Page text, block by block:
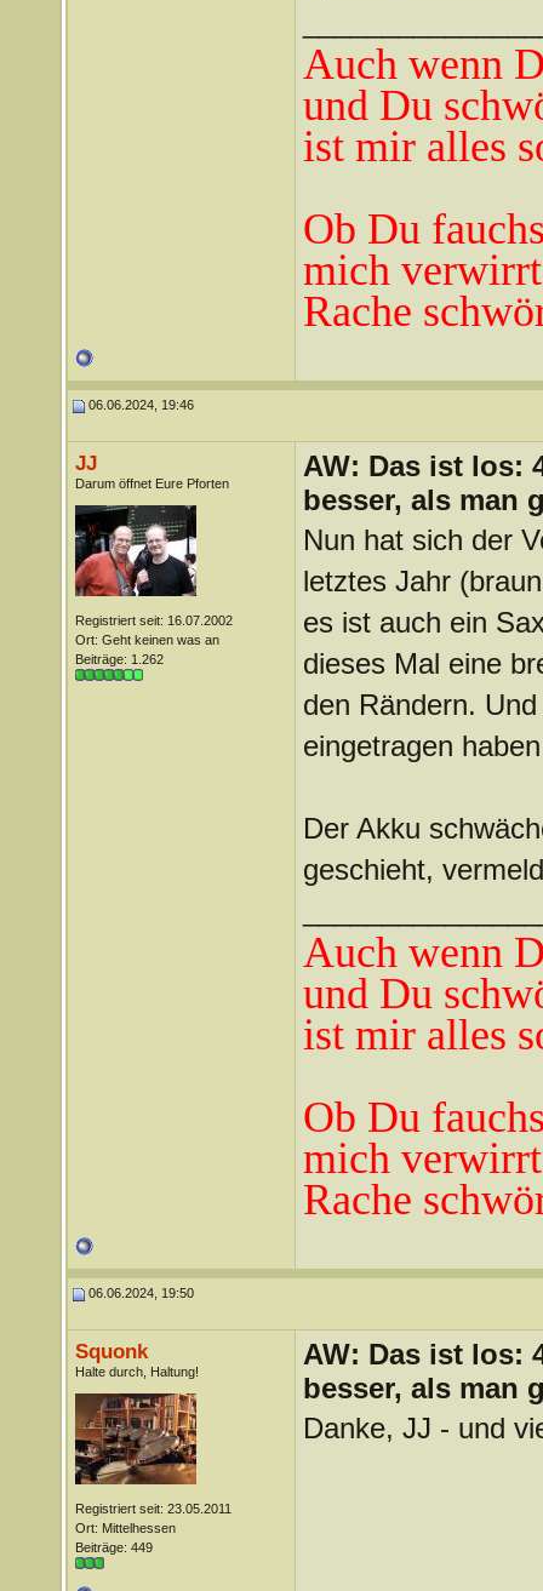
Auch wenn
und Du
ist mir alles
Ob Du
mich
Rache
06.06.2024, 19:46
JJ
Darum öffnet Eure Pforten
Registriert seit: 16.07.2002
Ort: Geht keinen was an
Beiträge: 1.262
AW: Das ist los:
besser, als man
Nun hat sich der
letztes Jahr
es ist auch ein
dieses Mal eine
den Rändern.
eingetragen
Der Akku
geschieht,
Auch wenn
und Du
ist mir alles
Ob Du
mich
Rache
06.06.2024, 19:50
Squonk
Halte durch, Haltung!
Registriert seit: 23.05.2011
Ort: Mittelhessen
Beiträge: 449
AW: Das ist los:
besser, als man
Danke, JJ - und